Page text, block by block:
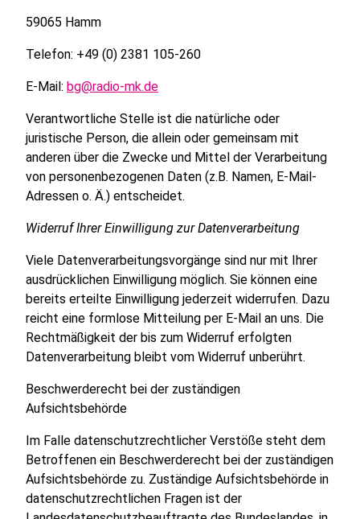
59065 Hamm
Telefon: +49 (0) 2381 105-260
E-Mail: bg@radio-mk.de
Verantwortliche Stelle ist die natürliche oder
juristische Person, die allein oder gemeinsam mit
anderen über die Zwecke und Mittel der Verarbeitung
von personenbezogenen Daten (z.B. Namen, E-Mail-
Adressen o. Ä.) entscheidet.
Widerruf Ihrer Einwilligung zur Datenverarbeitung
Viele Datenverarbeitungsvorgänge sind nur mit Ihrer
ausdrücklichen Einwilligung möglich. Sie können eine
bereits erteilte Einwilligung jederzeit widerrufen. Dazu
reicht eine formlose Mitteilung per E-Mail an uns. Die
Rechtmäßigkeit der bis zum Widerruf erfolgten
Datenverarbeitung bleibt vom Widerruf unberührt.
Beschwerderecht bei der zuständigen
Aufsichtsbehörde
Im Falle datenschutzrechtlicher Verstöße steht dem
Betroffenen ein Beschwerderecht bei der zuständigen
Aufsichtsbehörde zu. Zuständige Aufsichtsbehörde in
datenschutzrechtlichen Fragen ist der